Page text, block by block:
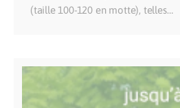
(taille 100-120 en motte), telles…